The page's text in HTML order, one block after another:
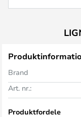
Brand
Art. nr.:
Produktfordele